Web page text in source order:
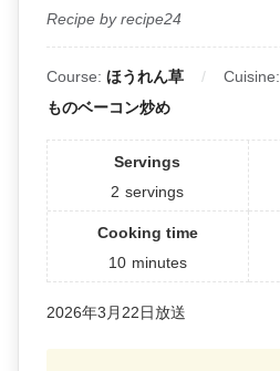
Recipe by recipe24
Course: ほうれん草 Cuisine:
ものベーコン炒め
Servings
2 servings
Cooking time
10 minutes
2026年3月22日放送